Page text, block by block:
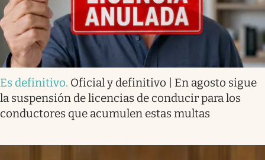
Es definitivo. Oficial y definitivo | En agosto sigue
la suspensión de licencias de conducir para los
conductores que acumulen estas multas